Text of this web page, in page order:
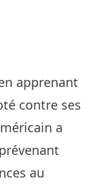
apprenant
contre ses
a
au